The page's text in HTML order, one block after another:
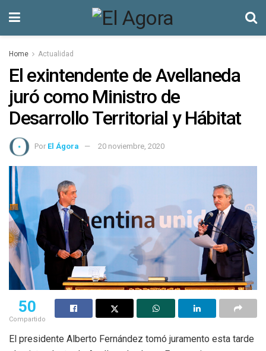
Home Actualidad
El exintendente de Avellaneda
juró como Ministro de
Desarrollo Territorial y Hábitat
Por El Ágora 20 noviembre, 2020
50
Compartido
El presidente Alberto Fernández tomó juramento esta tarde